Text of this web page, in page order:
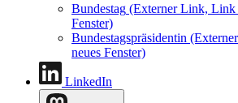
Bundestag (Externer Link, Link
Fenster)
Bundestagspräsidentin
neues Fenster)
LinkedIn